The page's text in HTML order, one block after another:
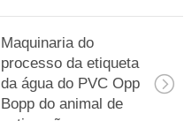
Maquinaria do
processo da etiqueta
da água do PVC Opp
Bopp do animal de